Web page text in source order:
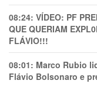
08:24: VÍDEO: PF
QUE QUERIAM
FLÁVIO!!!
08:01: Marco Rubio
Flávio Bolsonaro e